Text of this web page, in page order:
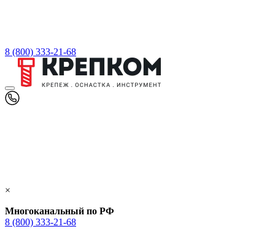
8 (800) 333-21-68
×
Многоканальный по РФ
8 (800) 333‑21-68